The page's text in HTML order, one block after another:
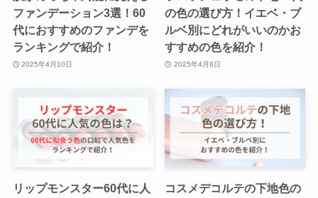
ファンデーション3選！60
代におすすめのファンデを
ランキングで紹介！
2025年4月10日
の色の選び方！イエベ・ブ
ルベ別にどれがいいのかお
すすめの色を紹介！
2025年4月8日
リップモンスター60代に人
コスメデコルテの下地色の